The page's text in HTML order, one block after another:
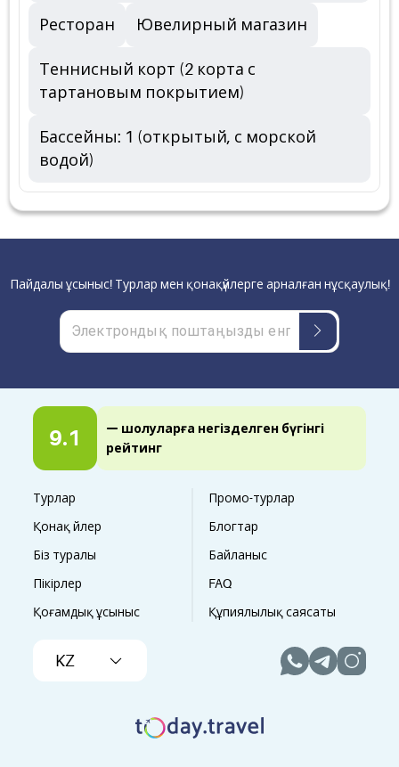
Ресторан Ювелирный магазин
Теннисный корт (2 корта с
тартановым покрытием)
Бассейны: 1 (открытый, с морской
водой)
9.1
— шолуларға негізделген бүгінгі
рейтинг
Турлар
Промо-турлар
Қонақ үйлер
Блогтар
Біз туралы
Байланыс
Пікірлер
FAQ
Қоғамдық ұсыныс
Құпиялылық саясаты
KZ
Пайдалы ұсыныс! Турлар мен қонақүйлерге арналған нұсқаулық!